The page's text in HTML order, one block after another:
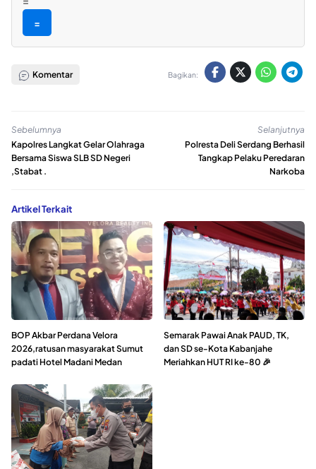
=
Komentar Bagikan:
Sebelumnya
Kapolres Langkat Gelar Olahraga
Bersama Siswa SLB SD Negeri
,Stabat .
Selanjutnya
Polresta Deli Serdang Berhasil
Tangkap Pelaku Peredaran
Narkoba
Artikel Terkait
BOP Akbar Perdana Velora
2026,ratusan masyarakat Sumut
padati Hotel Madani Medan
Semarak Pawai Anak PAUD, TK,
dan SD se-Kota Kabanjahe
Meriahkan HUT RI ke-80 🎉